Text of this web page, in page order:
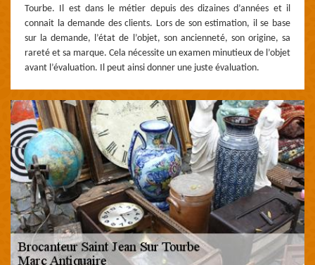
Tourbe. Il est dans le métier depuis des dizaines d’années et il
connait la demande des clients. Lors de son estimation, il se base
sur la demande, l’état de l’objet, son ancienneté, son origine, sa
rareté et sa marque. Cela nécessite un examen minutieux de l’objet
avant l’évaluation. Il peut ainsi donner une juste évaluation.